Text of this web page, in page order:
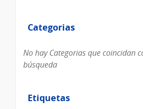
Categorias
Categorias
No hay Categorias que coincidan
búsqueda
Etiquetas
Etiquetas